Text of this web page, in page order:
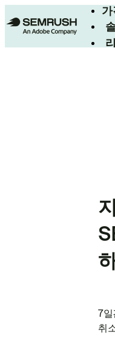
가
7일
취